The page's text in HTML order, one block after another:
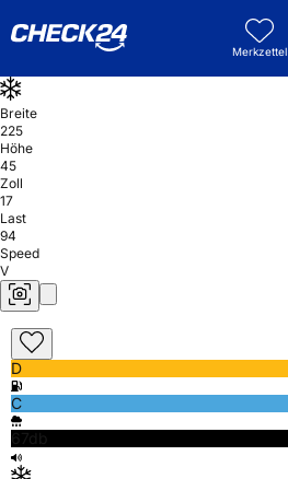
Merkzettel
Breite
225
Höhe
45
Zoll
17
Last
94
Speed
V
D
C
67db